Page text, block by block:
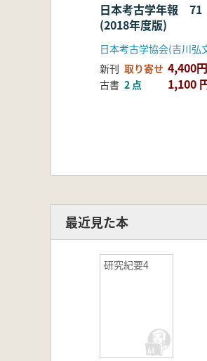
日本考古学年報 71
(2018年度版)
新刊 取り寄せ 4,400円
古書 2 点 1,100
最近見た本
研究紀要4